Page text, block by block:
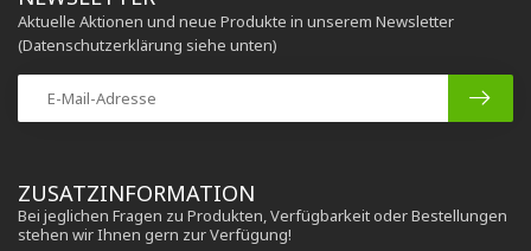
ZUSATZINFORMATION
Bei jeglichen Fragen zu Produkten, Verfügbarkeit oder Bestellungen
stehen wir Ihnen gern zur Verfügung!
Aktuelle Aktionen und neue Produkte in unserem Newsletter
(Datenschutzerklärung siehe unten)